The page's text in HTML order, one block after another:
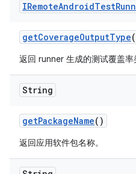
IRemoteAndroidTest
getCoverageOutputType
返回 runner 生成的测试覆盖率
String
getPackageName()
返回应用软件包名称。